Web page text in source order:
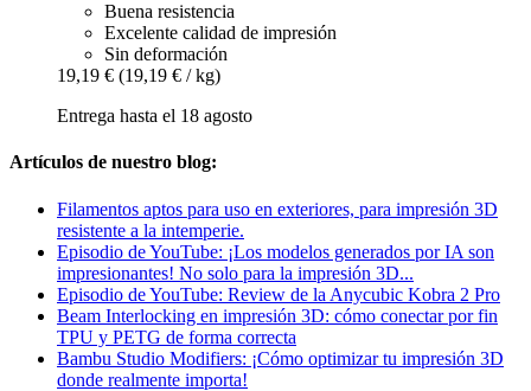
Buena resistencia
Excelente calidad de impresión
Sin deformación
19,19 € (19,19 € / kg)
Entrega hasta el 18 agosto
Artículos de nuestro blog:
Filamentos aptos para uso en exteriores, para impresión 3D
resistente a la intemperie.
Episodio de YouTube: ¡Los modelos generados por IA son
impresionantes! No solo para la impresión 3D...
Episodio de YouTube: Review de la Anycubic Kobra 2 Pro
Beam Interlocking en impresión 3D: cómo conectar por fin
TPU y PETG de forma correcta
Bambu Studio Modifiers: ¡Cómo optimizar tu impresión 3D
donde realmente importa!